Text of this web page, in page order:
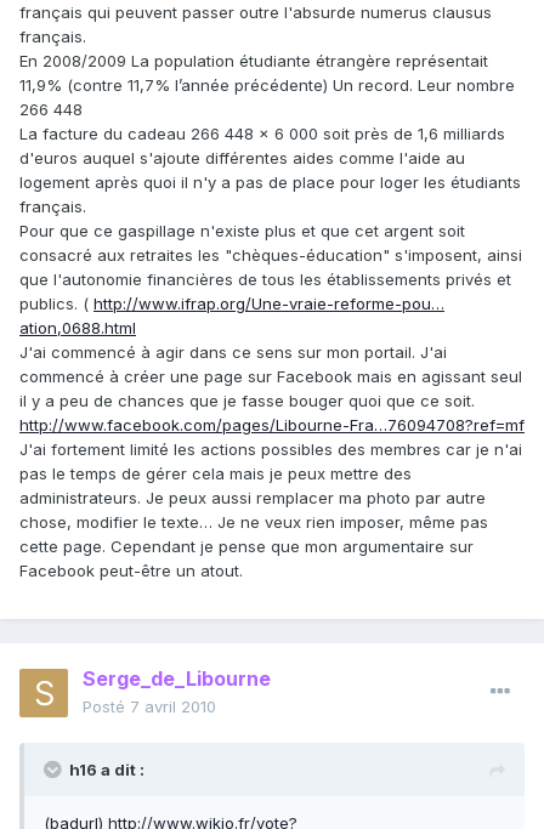
français qui peuvent passer outre l'absurde numerus clausus
français.
En 2008/2009 La population étudiante étrangère représentait
11,9% (contre 11,7% l’année précédente) Un record. Leur nombre
266 448
La facture du cadeau 266 448 x 6 000 soit près de 1,6 milliards
d'euros auquel s'ajoute différentes aides comme l'aide au
logement après quoi il n'y a pas de place pour loger les étudiants
français.
Pour que ce gaspillage n'existe plus et que cet argent soit
consacré aux retraites les "chèques-éducation" s'imposent, ainsi
que l'autonomie financières de tous les établissements privés et
publics. ( http://www.ifrap.org/Une-vraie-reforme-pou…
ation,0688.html
J'ai commencé à agir dans ce sens sur mon portail. J'ai
commencé à créer une page sur Facebook mais en agissant seul
il y a peu de chances que je fasse bouger quoi que ce soit.
http://www.facebook.com/pages/Libourne-Fra…76094708?ref=mf
J'ai fortement limité les actions possibles des membres car je n'ai
pas le temps de gérer cela mais je peux mettre des
administrateurs. Je peux aussi remplacer ma photo par autre
chose, modifier le texte… Je ne veux rien imposer, même pas
cette page. Cependant je pense que mon argumentaire sur
Facebook peut-être un atout.
Serge_de_Libourne
Posté 7 avril 2010
h16 a dit :
(badurl) http://www.wikio.fr/vote?